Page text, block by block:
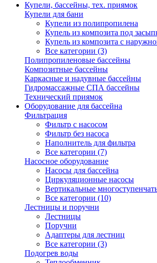
Купели, бассейны, тех. приямок
Купели для бани
Купели из полипропилена
Купель из композита под
Купель из композита с
Все категории (3)
Полипропиленовые бассейны
Композитные бассейны
Каркасные и надувные бассейны
Гидромассажные СПА бассейны
Технический приямок
Оборудование для бассейна
Фильтрация
Фильтр с насосом
Фильтр без насоса
Наполнитель для фильтра
Все категории (7)
Насосное оборудование
Насосы для бассейна
Циркуляционные насосы
Вертикальные
Все категории (10)
Лестницы и поручни
Лестницы
Поручни
Адаптеры для лестниц
Все категории (3)
Подогрев воды